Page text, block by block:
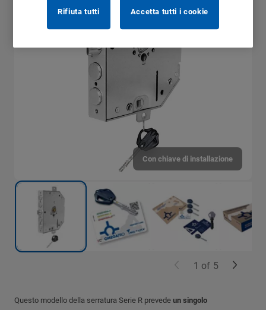
Questo modello della serratura Serie R prevede un singolo
Con chiave di installazione
1 of 5
Rifiuta tutti Accetta tutti i cookie